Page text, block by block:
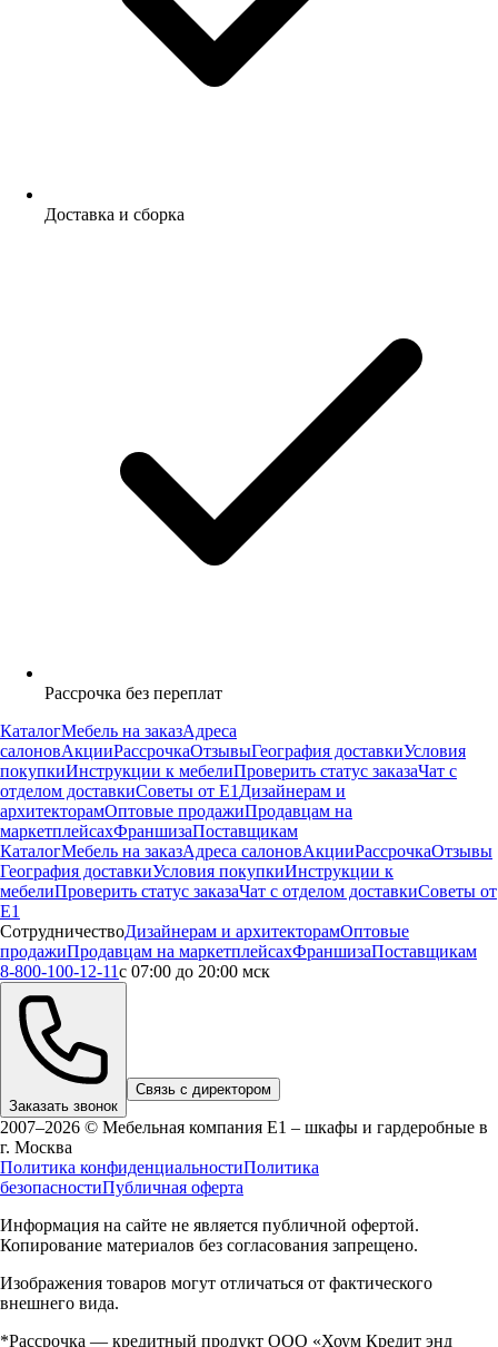
Доставка и сборка
Рассрочка без переплат
КаталогМебель на заказАдреса
салоновАкцииРассрочкаОтзывыГеография доставкиУсловия
покупкиИнструкции к мебелиПроверить статус заказаЧат с
отделом доставкиСоветы от Е1 Дизайнерам и
архитекторамОптовые продажиПродавцам на
маркетплейсахФраншизаПоставщикам
КаталогМебель на заказАдреса салоновАкцииРассрочкаОтзывы
География доставкиУсловия покупкиИнструкции к
мебелиПроверить статус заказаЧат с отделом доставкиСоветы от
Е1
СотрудничествоДизайнерам и архитекторамОптовые
продажиПродавцам на маркетплейсахФраншизаПоставщикам
8-800-100-12-11с 07:00 до 20:00 мск
Заказать звонок
Связь с директором
2007–2026 © Мебельная компания Е1 – шкафы и гардеробные в
г. Москва
Политика конфиденциальностиПолитика
безопасностиПубличная оферта
Информация на сайте не является публичной офертой.
Копирование материалов без согласования запрещено.
Изображения товаров могут отличаться от фактического
внешнего вида.
*Рассрочка — кредитный продукт ООО «Хоум Кредит энд